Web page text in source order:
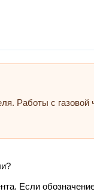
Работы с
Если